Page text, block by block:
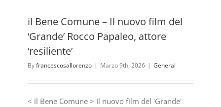
il Bene Comune – Il nuovo film del
‘Grande’ Rocco Papaleo, attore
‘resiliente’
Byfrancescosallorenzo | Marzo 9th, 2026 | General
< il Bene Comune > Il nuovo film del 'Grande'